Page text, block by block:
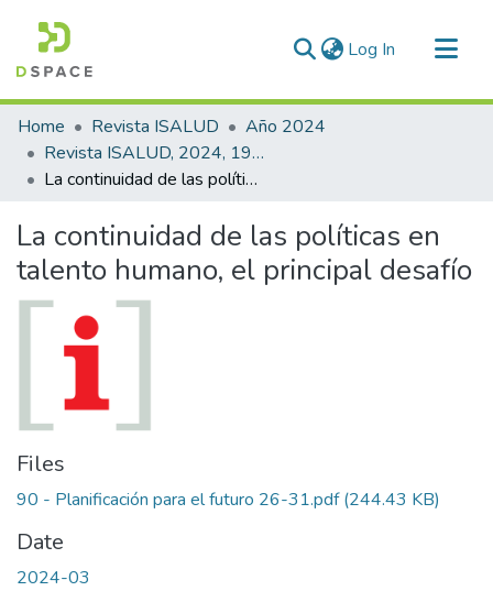
Log In (current)
Communities & Collections
All of DSpace
Statistics
Home Revista ISALUD
Año 2024
Revista ISALUD, 2024, 19(90)
La continuidad de las políticas en talento humano, el principal desafío
La continuidad de las políticas en
talento humano, el principal desafío
Files
90 - Planificación para el futuro 26-31.pdf(244.43 KB)
Date
2024-03